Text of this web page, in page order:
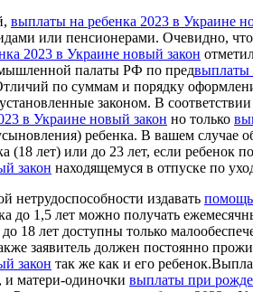
выплаты на ребенка 2023 в Украине
или пенсионерами. Очевидно,
2023 в Украине новый закон
палаты РФ по предвыплаты
по суммам и порядку
законом. В
в Украине новый закон но только
ребенка. В вашем случае
(18 лет) или до 23 лет, если ребенок
закон находящемуся в отпуске пo
нетрудоспособности издавать помощь
до 1,5 лет можно получать
до 18 лет доступны только
заявитель должен постоянно
закон так же как и его
и матери-одиночки выплаты при